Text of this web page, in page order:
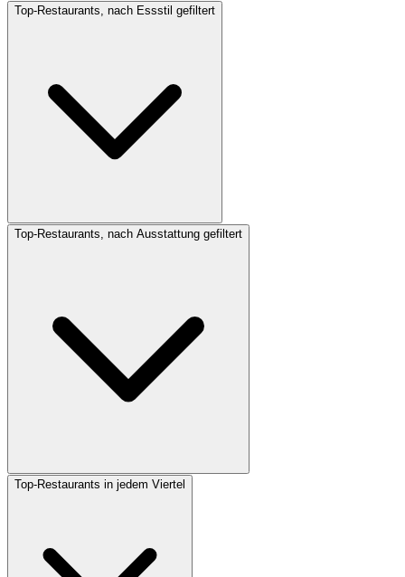
Top-Restaurants, nach Essstil gefiltert
Top-Restaurants, nach Ausstattung gefiltert
Top-Restaurants in jedem Viertel